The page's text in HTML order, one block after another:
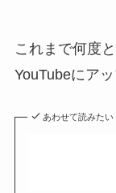
これまで何度
YouTubeにア
あわせて読みたい